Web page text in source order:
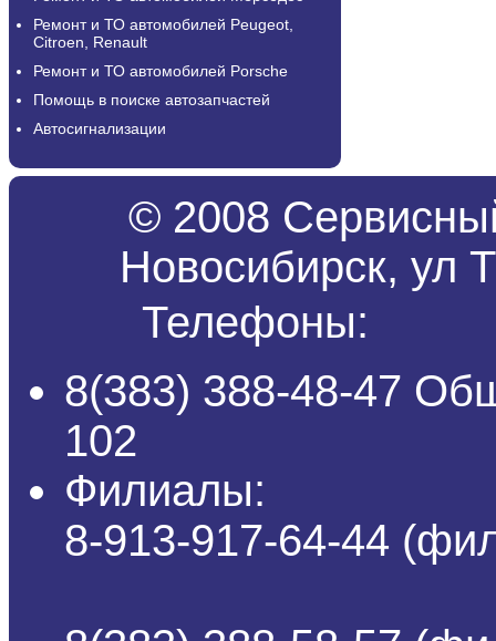
Ремонт и ТО автомобилей Peugeot,
Citroen, Renault
Ремонт и ТО автомобилей Porsche
Помощь в поиске автозапчастей
Автосигнализации
© 2008
Новосибирск, ул
Телефоны:
8(383) 388-48-47
102
Филиалы:
8-913-917-64-44